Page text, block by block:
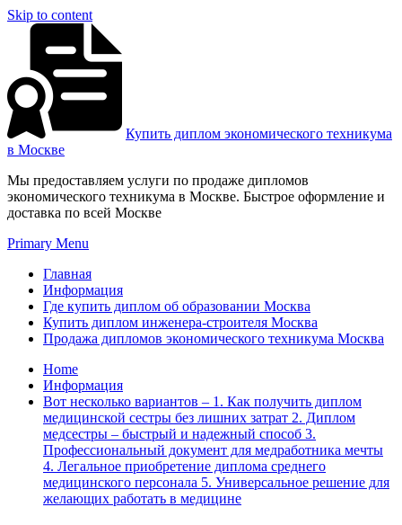
Skip to content
Купить диплом экономического техникума
в Москве
Мы предоставляем услуги по продаже дипломов
экономического техникума в Москве. Быстрое оформление и
доставка по всей Москве
Primary Menu
Главная
Информация
Где купить диплом об образовании Москва
Купить диплом инженера-строителя Москва
Продажа дипломов экономического техникума Москва
Home
Информация
Вот несколько вариантов – 1. Как получить диплом
медицинской сестры без лишних затрат 2. Диплом
медсестры – быстрый и надежный способ 3.
Профессиональный документ для медработника мечты
4. Легальное приобретение диплома среднего
медицинского персонала 5. Универсальное решение для
желающих работать в медицине